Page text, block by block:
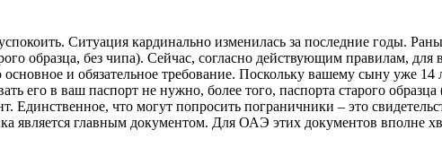
Ситуация кардинально изменилась за последние годы.
образца, без чипа). Сейчас, согласно действующим правилам,
и обязательное требование. Поскольку вашему сыну уже
его в ваш паспорт не нужно, более того, паспорта старого
Единственное, что могут попросить пограничники – это
является главным документом. Для ОАЭ этих документов вполне